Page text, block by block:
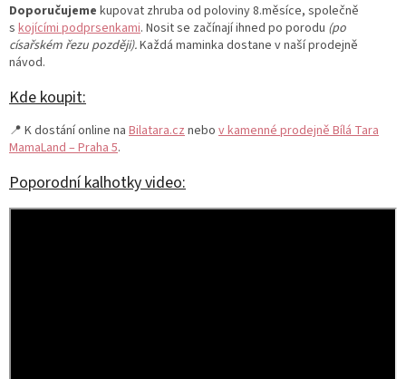
Doporučujeme kupovat zhruba od poloviny 8.měsíce, společně
s kojícími podprsenkami. Nosit se začínají ihned po porodu (po
císařském řezu později).Každá maminka dostane v naší prodejně
návod.
Kde koupit:
📍 K dostání online na Bilatara.cz nebo v kamenné prodejně Bílá Tara
MamaLand – Praha 5.
Poporodní kalhotky video: